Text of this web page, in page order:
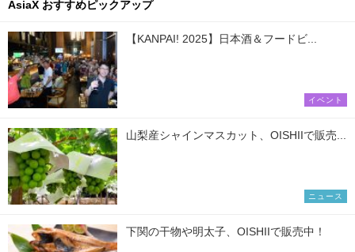
AsiaX おすすめピックアップ
【KANPAI! 2025】日本酒＆フードビ...
イベント
山梨産シャインマスカット、OISHIIで販売...
ニュース
下関の干物や明太子、OISHIIで販売中！